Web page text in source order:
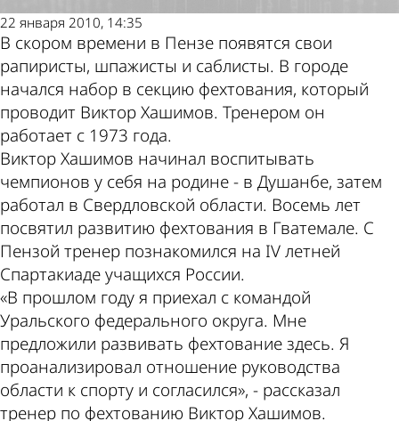
22 января 2010, 14:35
В скором времени в Пензе появятся свои
рапиристы, шпажисты и саблисты. В городе
начался набор в секцию фехтования, который
проводит Виктор Хашимов. Тренером он
работает с 1973 года.
Виктор Хашимов начинал воспитывать
чемпионов у себя на родине - в Душанбе, затем
работал в Свердловской области. Восемь лет
посвятил развитию фехтования в Гватемале. С
Пензой тренер познакомился на IV летней
Спартакиаде учащихся России.
«В прошлом году я приехал с командой
Уральского федерального округа. Мне
предложили развивать фехтование здесь. Я
проанализировал отношение руководства
области к спорту и согласился», - рассказал
тренер по фехтованию Виктор Хашимов.